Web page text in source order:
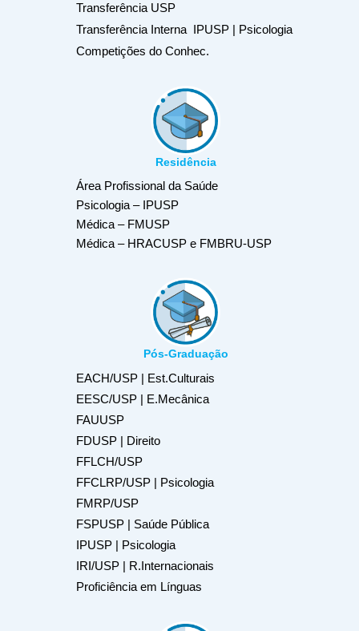
Transferência USP
Transferência Interna IPUSP | Psicologia
Competições do Conhec.
Residência
Área Profissional da Saúde
Psicologia – IPUSP
Médica – FMUSP
Médica – HRACUSP e FMBRU-USP
Pós-Graduação
EACH/USP | Est.Culturais
EESC/USP | E.Mecânica
FAUUSP
FDUSP | Direito
FFLCH/USP
FFCLRP/USP | Psicologia
FMRP/USP
FSPUSP | Saúde Pública
IPUSP | Psicologia
IRI/USP | R.Internacionais
Proficiência em Línguas